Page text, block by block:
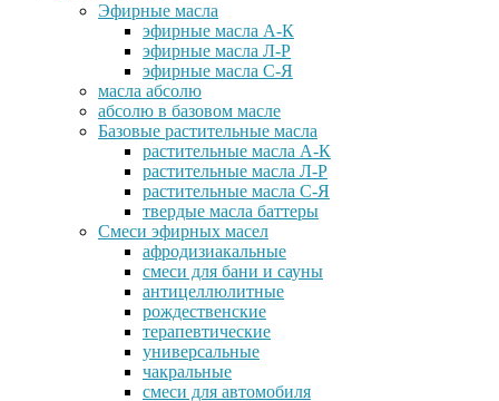
Эфирные масла
эфирные масла А-К
эфирные масла Л-Р
эфирные масла С-Я
масла абсолю
абсолю в базовом масле
Базовые растительные масла
растительные масла А-К
растительные масла Л-Р
растительные масла С-Я
твердые масла баттеры
Cмеси эфирных масел
афродизиакальные
смеси для бани и сауны
антицеллюлитные
рождественские
терапевтические
универсальные
чакральные
смеси для автомобиля